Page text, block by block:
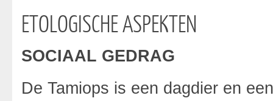
ETOLOGISCHE ASPEKTEN
SOCIAAL GEDRAG
De Tamiops is een dagdier en